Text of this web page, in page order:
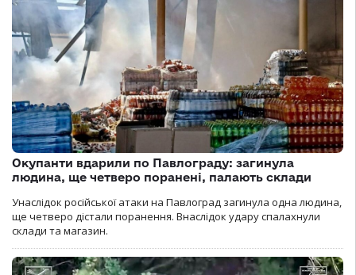
Окупанти вдарили по Павлограду: загинула
людина, ще четверо поранені, палають склади
Унаслідок російської атаки на Павлоград загинула одна людина,
ще четверо дістали поранення. Внаслідок удару спалахнули
склади та магазин.